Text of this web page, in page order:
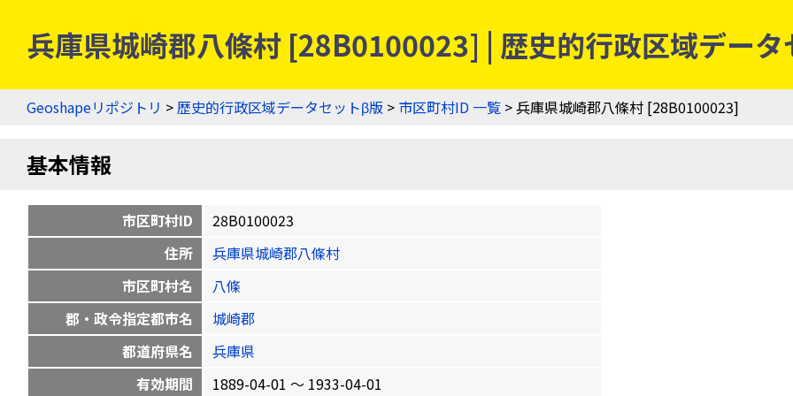
兵庫県城崎郡八條村 [28B0100023] | 歴史的行政区域デー
Geoshapeリポジトリ >歴史的行政区域データセットβ版 > 市区町村ID 一覧 > 兵庫県城崎郡八條村 [28B0100023]
基本情報
市区町村ID
28B0100023
住所
兵庫県城崎郡八條村
市区町村名
八條
郡・政令指定都市名
城崎郡
都道府県名
兵庫県
有効期間
1889-04-01 〜 1933-04-01